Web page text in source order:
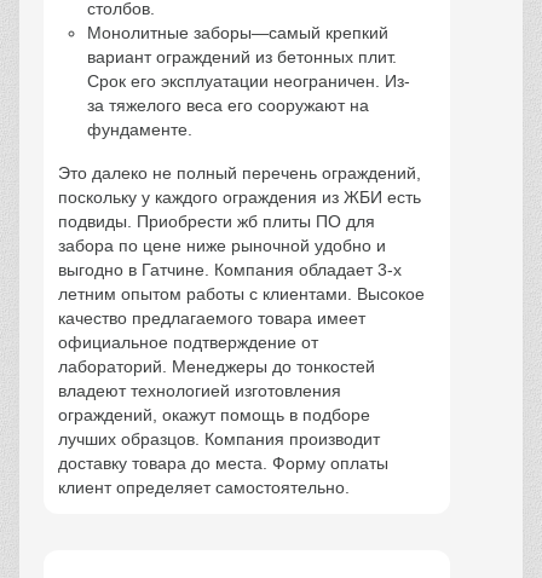
столбов.
Монолитные заборы―самый крепкий
вариант ограждений из бетонных плит.
Срок его эксплуатации неограничен. Из-
за тяжелого веса его сооружают на
фундаменте.
Это далеко не полный перечень ограждений,
поскольку у каждого ограждения из ЖБИ есть
подвиды. Приобрести жб плиты ПО для
забора по цене ниже рыночной удобно и
выгодно в Гатчине. Компания обладает 3-х
летним опытом работы с клиентами. Высокое
качество предлагаемого товара имеет
официальное подтверждение от
лабораторий. Менеджеры до тонкостей
владеют технологией изготовления
ограждений, окажут помощь в подборе
лучших образцов. Компания производит
доставку товара до места. Форму оплаты
клиент определяет самостоятельно.